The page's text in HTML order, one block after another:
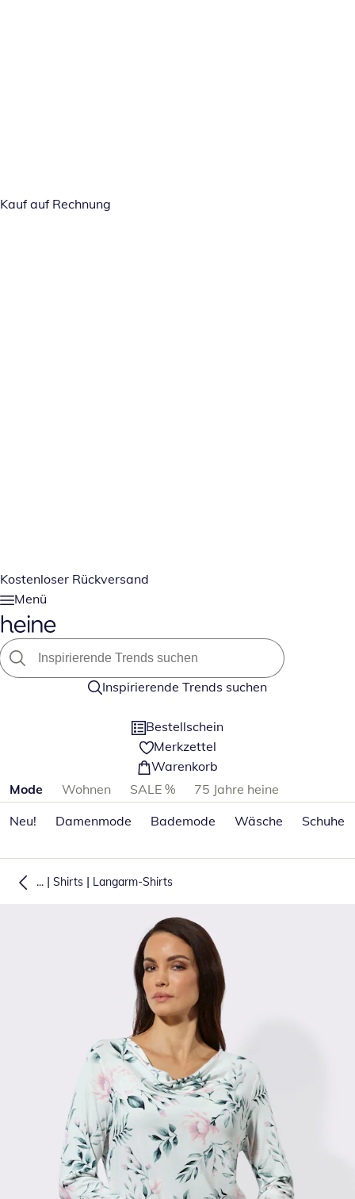
Kauf auf Rechnung
Kostenloser Rückversand
Menü
Inspirierende Trends suchen
Bestellschein
Merkzettel
Warenkorb
Produktkategorien überspringen
Mode Wohnen SALE %
75 Jahre heine
Neu!
Damenmode Bademode Wäsche Schuhe
... | Shirts | Langarm-Shirts